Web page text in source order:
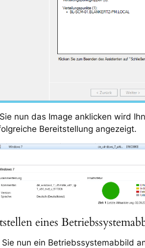
nun das Image anklicken wird
Bereitstellung angezeigt.
eines
nun ein Betriebssystemabbild